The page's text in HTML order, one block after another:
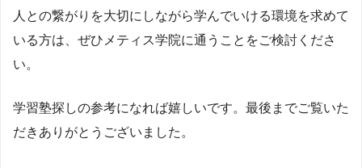
人との繋がりを大切にしながら学んでいける環境を求めて
いる方は、ぜひメティス学院に通うことをご検討くださ
い。
学習塾探しの参考になれば嬉しいです。最後までご覧いた
だきありがとうございました。